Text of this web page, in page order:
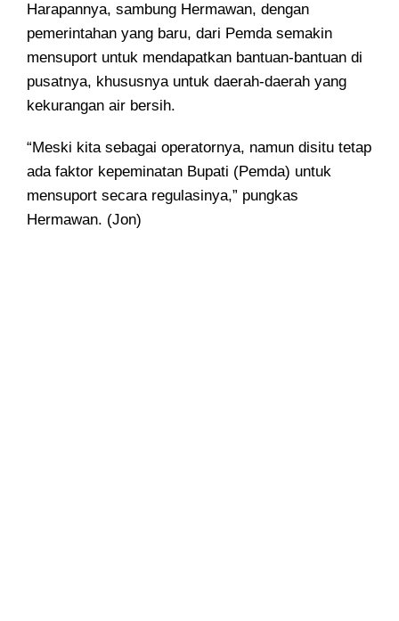
Harapannya, sambung Hermawan, dengan
pemerintahan yang baru, dari Pemda semakin
mensuport untuk mendapatkan bantuan-bantuan di
pusatnya, khususnya untuk daerah-daerah yang
kekurangan air bersih.
“Meski kita sebagai operatornya, namun disitu tetap
ada faktor kepeminatan Bupati (Pemda) untuk
mensuport secara regulasinya,” pungkas
Hermawan. (Jon)